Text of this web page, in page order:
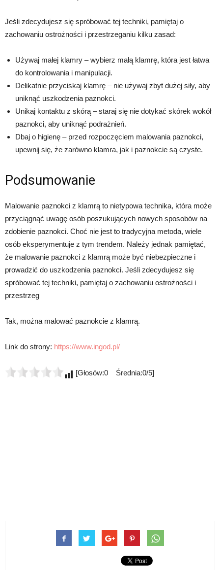
Jeśli zdecydujesz się spróbować tej techniki, pamiętaj o
zachowaniu ostrożności i przestrzeganiu kilku zasad:
Używaj małej klamry – wybierz małą klamrę, która jest łatwa
do kontrolowania i manipulacji.
Delikatnie przyciskaj klamrę – nie używaj zbyt dużej siły, aby
uniknąć uszkodzenia paznokci.
Unikaj kontaktu z skórą – staraj się nie dotykać skórek wokół
paznokci, aby uniknąć podrażnień.
Dbaj o higienę – przed rozpoczęciem malowania paznokci,
upewnij się, że zarówno klamra, jak i paznokcie są czyste.
Podsumowanie
Malowanie paznokci z klamrą to nietypowa technika, która może
przyciągnąć uwagę osób poszukujących nowych sposobów na
zdobienie paznokci. Choć nie jest to tradycyjna metoda, wiele
osób eksperymentuje z tym trendem. Należy jednak pamiętać,
że malowanie paznokci z klamrą może być niebezpieczne i
prowadzić do uszkodzenia paznokci. Jeśli zdecydujesz się
spróbować tej techniki, pamiętaj o zachowaniu ostrożności i
przestrzeg
Tak, można malować paznokcie z klamrą.
Link do strony: https://www.ingod.pl/
[Głosów:0 Średnia:0/5]